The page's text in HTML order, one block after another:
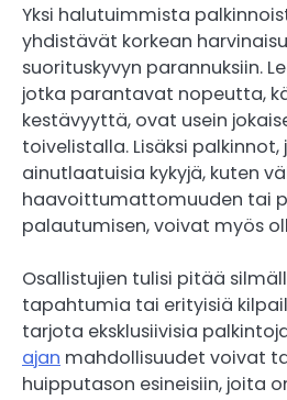
Yksi halutuimmista
yhdistävät korkean
suorituskyvyn parannuksiin.
jotka parantavat nopeutta,
kestävyyttä, ovat usein
toivelistalla. Lisäksi
ainutlaatuisia kykyjä, kuten
haavoittumattomuuden tai
palautumisen, voivat myös
Osallistujien tulisi pitää
tapahtumia tai erityisiä
tarjota eksklusiivisia
ajan mahdollisuudet voivat
huipputason esineisiin, joita